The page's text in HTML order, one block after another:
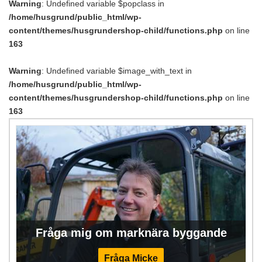
Warning: Undefined variable $popclass in
/home/husgrund/public_html/wp-
content/themes/husgrundershop-child/functions.php on line
163
Warning: Undefined variable $image_with_text in
/home/husgrund/public_html/wp-
content/themes/husgrundershop-child/functions.php on line
163
Fråga mig om marknära byggande
Fråga Micke